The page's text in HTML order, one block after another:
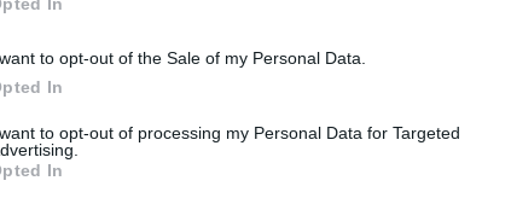
to opt-out of the Sale of my Personal Data.
In
to opt-out of processing my Personal Data for Targeted
In